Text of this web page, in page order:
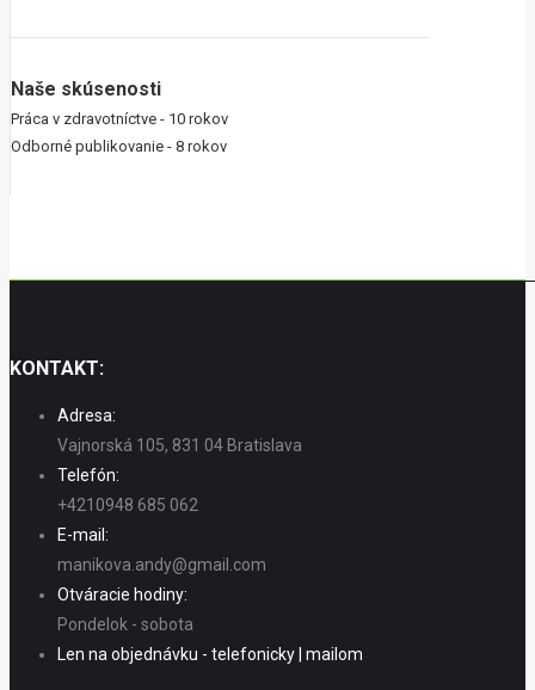
Naše skúsenosti
Práca v zdravotníctve - 10 rokov
Odborné publikovanie - 8 rokov
KONTAKT:
Adresa:
Vajnorská 105, 831 04 Bratislava
Telefón:
+4210948 685 062
E-mail:
manikova.andy@gmail.com
Otváracie hodiny:
Pondelok - sobota
Len na objednávku - telefonicky | mailom